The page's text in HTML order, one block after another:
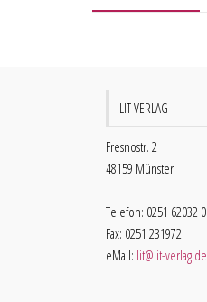
LIT VERLAG
Fresnostr. 2
48159 Münster
Telefon: 0251 62032 0
Fax: 0251 231972
eMail: lit@lit-verlag.de